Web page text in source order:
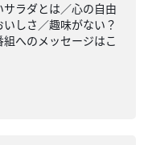
ラダとは／心の自由
しさ／趣味がない？
へのメッセージはこ